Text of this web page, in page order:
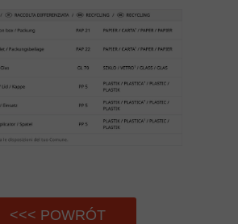
<<< POWRÓT